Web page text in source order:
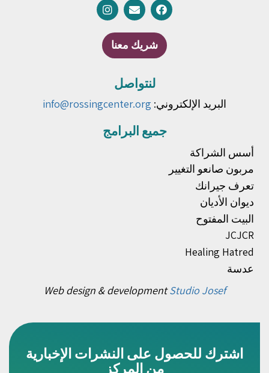
شريك معنا
لنتواصل
البريد الإلكتروني: info@rossingcenter.org
جميع البرامج
أسس الشراكة
مربون صانعو التغيير
تعرف جيرانك
ديوان الأديان
البيت المفتوح
JCJCR
Healing Hatred
عدسة
Web design & developmentStudio Josef
اشترك للحصول على النشرات الإخبارية
من المركز